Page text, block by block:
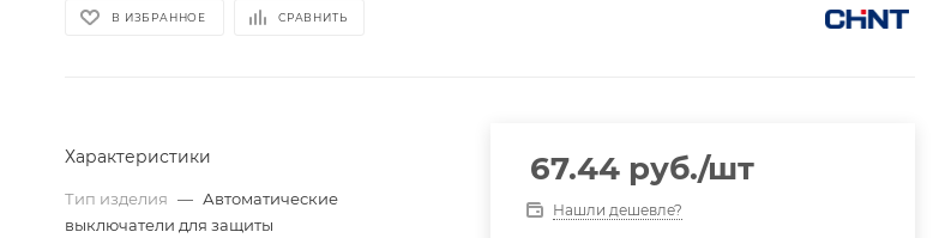
В ИЗБРАННОЕ СРАВНИТЬ
Характеристики
Тип изделия — Автоматические
выключатели для защиты
67.44руб./шт
Нашли дешевле?